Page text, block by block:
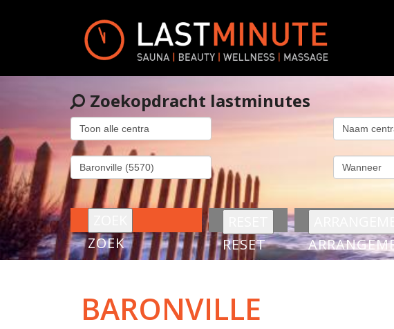
Zoekopdracht lastminutes
ZOEK RESET
BARONVILLE